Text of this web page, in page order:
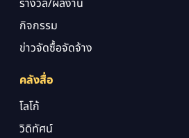
กิจกรรม
ข่าวจัดซื้อจัดจ้าง
คลังสื่อ
โลโก้
วิดิทัศน์